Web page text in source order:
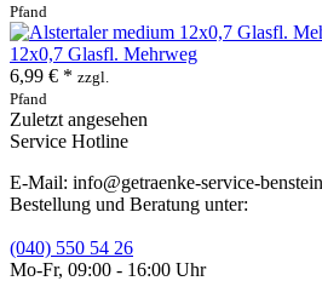
Pfand
12x0,7 Glasfl. Mehrweg
6,99 € * zzgl.
Pfand
Zuletzt angesehen
Service Hotline
E-Mail: info@getraenke-service-
Bestellung und Beratung unter:
(040) 550 54 26
Mo-Fr, 09:00 - 16:00 Uhr